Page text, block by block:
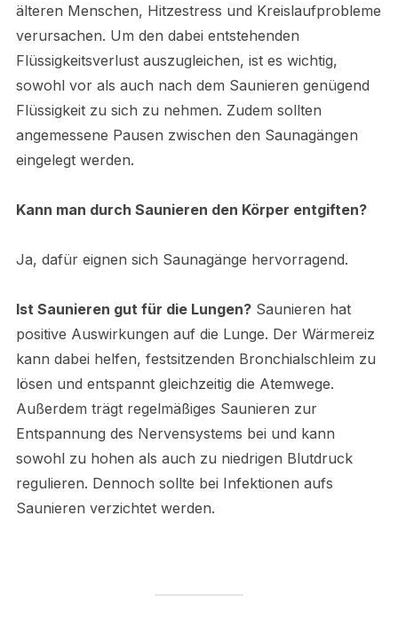
älteren Menschen, Hitzestress und Kreislaufprobleme
verursachen. Um den dabei entstehenden
Flüssigkeitsverlust auszugleichen, ist es wichtig,
sowohl vor als auch nach dem Saunieren genügend
Flüssigkeit zu sich zu nehmen. Zudem sollten
angemessene Pausen zwischen den Saunagängen
eingelegt werden.
Kann man durch Saunieren den Körper entgiften?
Ja, dafür eignen sich Saunagänge hervorragend.
Ist Saunieren gut für die Lungen?Saunieren hat
positive Auswirkungen auf die Lunge. Der Wärmereiz
kann dabei helfen, festsitzenden Bronchialschleim zu
lösen und entspannt gleichzeitig die Atemwege.
Außerdem trägt regelmäßiges Saunieren zur
Entspannung des Nervensystems bei und kann
sowohl zu hohen als auch zu niedrigen Blutdruck
regulieren. Dennoch sollte bei Infektionen aufs
Saunieren verzichtet werden.